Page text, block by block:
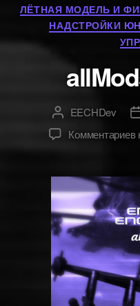
ЛЁТНАЯ МОДЕЛЬ И
НАДСТРОЙКИ
АвторEECHDev
Комментариевк